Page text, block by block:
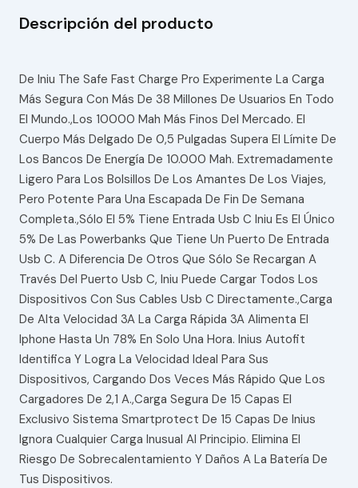
Descripción del producto
De Iniu The Safe Fast Charge Pro Experimente La Carga
Más Segura Con Más De 38 Millones De Usuarios En Todo
El Mundo.,Los 10000 Mah Más Finos Del Mercado. El
Cuerpo Más Delgado De 0,5 Pulgadas Supera El Límite De
Los Bancos De Energía De 10.000 Mah. Extremadamente
Ligero Para Los Bolsillos De Los Amantes De Los Viajes,
Pero Potente Para Una Escapada De Fin De Semana
Completa.,Sólo El 5% Tiene Entrada Usb C Iniu Es El Único
5% De Las Powerbanks Que Tiene Un Puerto De Entrada
Usb C. A Diferencia De Otros Que Sólo Se Recargan A
Través Del Puerto Usb C, Iniu Puede Cargar Todos Los
Dispositivos Con Sus Cables Usb C Directamente.,Carga
De Alta Velocidad 3A La Carga Rápida 3A Alimenta El
Iphone Hasta Un 78% En Solo Una Hora. Inius Autofit
Identifica Y Logra La Velocidad Ideal Para Sus
Dispositivos, Cargando Dos Veces Más Rápido Que Los
Cargadores De 2,1 A.,Carga Segura De 15 Capas El
Exclusivo Sistema Smartprotect De 15 Capas De Inius
Ignora Cualquier Carga Inusual Al Principio. Elimina El
Riesgo De Sobrecalentamiento Y Daños A La Batería De
Tus Dispositivos.